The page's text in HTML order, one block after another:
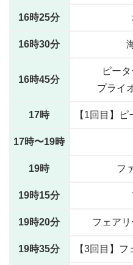
16時25分
16時30分
16時45分
ピー
プライ
17時 【1回目】
17時〜19時
19時 フ
19時15分
19時20分 フェア
19時35分 【3回目】